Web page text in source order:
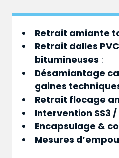
Retrait amiante
Retrait dalles
bitumineuses :
Désamiantage
gaines
Retrait flocage
Intervention SS3 /
Encapsulage &
Mesures